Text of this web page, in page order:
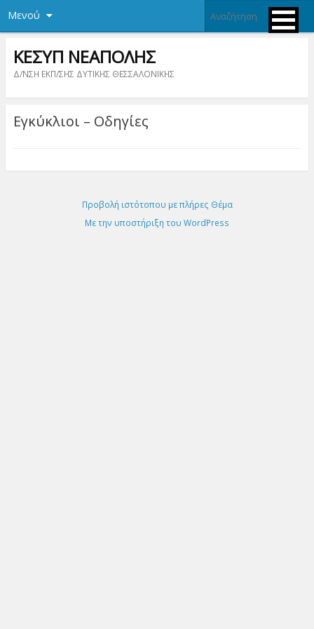
Μενού
ΚΕΣΥΠ ΝΕΑΠΟΛΗΣ
Δ/ΝΣΗ ΕΚΠ/ΣΗΣ ΔΥΤΙΚΗΣ ΘΕΣΣΑΛΟΝΙΚΗΣ
Εγκύκλιοι – Οδηγίες
Προβολή ιστότοπου με πλήρες Θέμα
Με την υποστήριξη του WordPress